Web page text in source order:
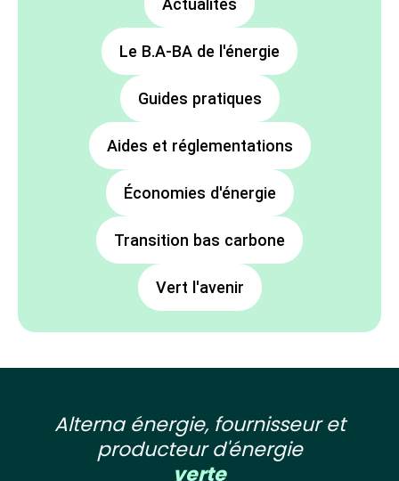
Actualités
Le B.A-BA de l'énergie
Guides pratiques
Aides et réglementations
Économies d'énergie
Transition bas carbone
Vert l'avenir
Alterna énergie, fournisseur et
producteur d'énergie
verte